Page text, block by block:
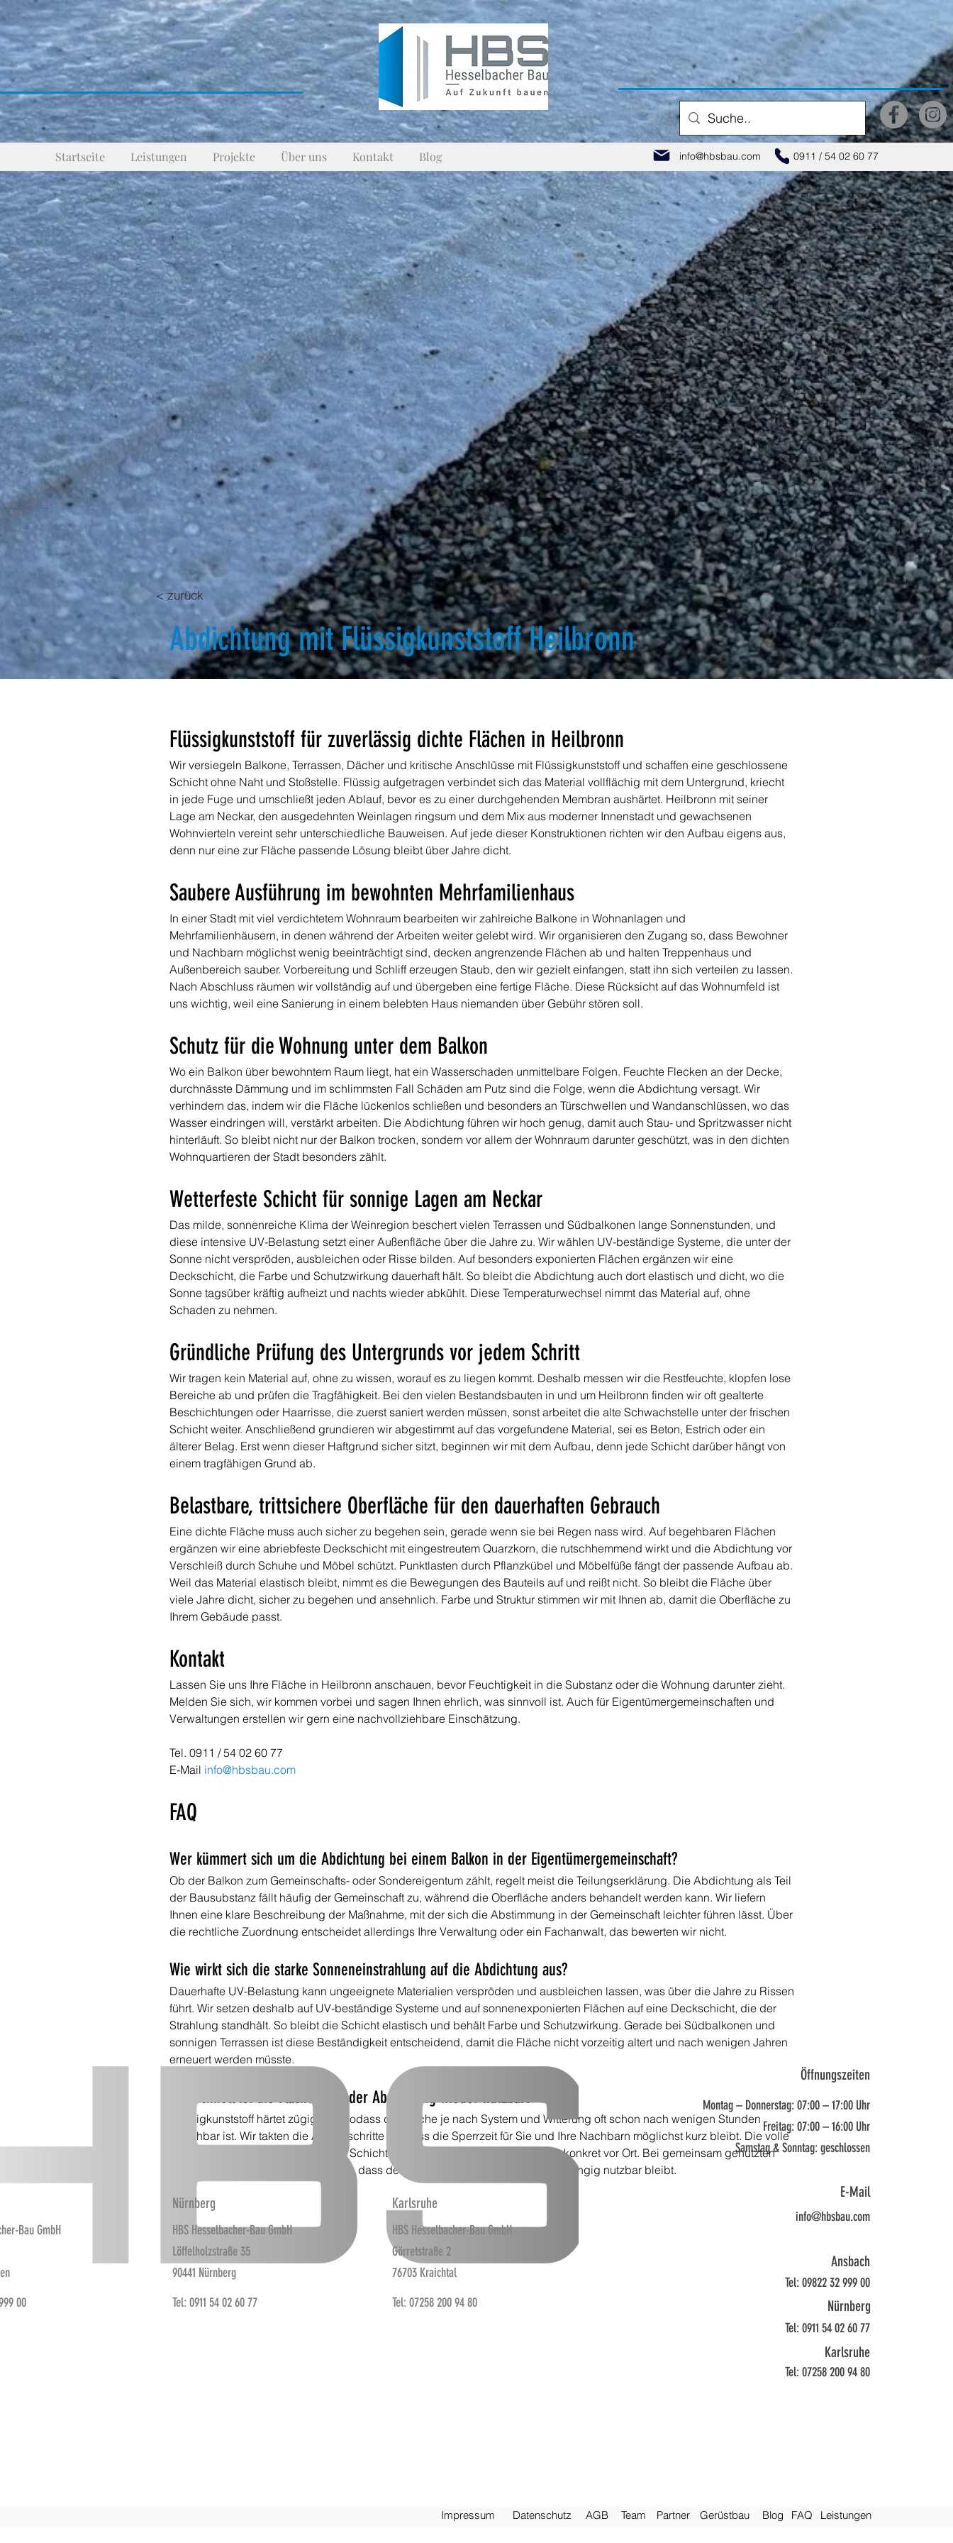
Startseite Leistungen Projekte Über uns Kontakt Blog info@hbsbau.com 0911 / 54 02 60 77
Abdichtung mit Flüssigkunststoff Heilbronn
< zurück
Flüssigkunststoff für zuverlässig dichte Flächen in Heilbronn
Wir versiegeln Balkone, Terrassen, Dächer und kritische Anschlüsse mit Flüssigkunststoff und schaffen eine geschlossene
Schicht ohne Naht und Stoßstelle. Flüssig aufgetragen verbindet sich das Material vollflächig mit dem Untergrund, kriecht
in jede Fuge und umschließt jeden Ablauf, bevor es zu einer durchgehenden Membran aushärtet. Heilbronn mit seiner
Lage am Neckar, den ausgedehnten Weinlagen ringsum und dem Mix aus moderner Innenstadt und gewachsenen
Wohnvierteln vereint sehr unterschiedliche Bauweisen. Auf jede dieser Konstruktionen richten wir den Aufbau eigens aus,
denn nur eine zur Fläche passende Lösung bleibt über Jahre dicht.
Saubere Ausführung im bewohnten Mehrfamilienhaus
In einer Stadt mit viel verdichtetem Wohnraum bearbeiten wir zahlreiche Balkone in Wohnanlagen und
Mehrfamilienhäusern, in denen während der Arbeiten weiter gelebt wird. Wir organisieren den Zugang so, dass Bewohner
und Nachbarn möglichst wenig beeinträchtigt sind, decken angrenzende Flächen ab und halten Treppenhaus und
Außenbereich sauber. Vorbereitung und Schliff erzeugen Staub, den wir gezielt einfangen, statt ihn sich verteilen zu lassen.
Nach Abschluss räumen wir vollständig auf und übergeben eine fertige Fläche. Diese Rücksicht auf das Wohnumfeld ist
uns wichtig, weil eine Sanierung in einem belebten Haus niemanden über Gebühr stören soll.
Schutz für die Wohnung unter dem Balkon
Wo ein Balkon über bewohntem Raum liegt, hat ein Wasserschaden unmittelbare Folgen. Feuchte Flecken an der Decke,
durchnässte Dämmung und im schlimmsten Fall Schäden am Putz sind die Folge, wenn die Abdichtung versagt. Wir
verhindern das, indem wir die Fläche lückenlos schließen und besonders an Türschwellen und Wandanschlüssen, wo das
Wasser eindringen will, verstärkt arbeiten. Die Abdichtung führen wir hoch genug, damit auch Stau- und Spritzwasser nicht
hinterläuft. So bleibt nicht nur der Balkon trocken, sondern vor allem der Wohnraum darunter geschützt, was in den dichten
Wohnquartieren der Stadt besonders zählt.
Wetterfeste Schicht für sonnige Lagen am Neckar
Das milde, sonnenreiche Klima der Weinregion beschert vielen Terrassen und Südbalkonen lange Sonnenstunden, und
diese intensive UV-Belastung setzt einer Außenfläche über die Jahre zu. Wir wählen UV-beständige Systeme, die unter der
Sonne nicht verspröden, ausbleichen oder Risse bilden. Auf besonders exponierten Flächen ergänzen wir eine
Deckschicht, die Farbe und Schutzwirkung dauerhaft hält. So bleibt die Abdichtung auch dort elastisch und dicht, wo die
Sonne tagsüber kräftig aufheizt und nachts wieder abkühlt. Diese Temperaturwechsel nimmt das Material auf, ohne
Schaden zu nehmen.
Gründliche Prüfung des Untergrunds vor jedem Schritt
Wir tragen kein Material auf, ohne zu wissen, worauf es zu liegen kommt. Deshalb messen wir die Restfeuchte, klopfen lose
Bereiche ab und prüfen die Tragfähigkeit. Bei den vielen Bestandsbauten in und um Heilbronn finden wir oft gealterte
Beschichtungen oder Haarrisse, die zuerst saniert werden müssen, sonst arbeitet die alte Schwachstelle unter der frischen
Schicht weiter. Anschließend grundieren wir abgestimmt auf das vorgefundene Material, sei es Beton, Estrich oder ein
älterer Belag. Erst wenn dieser Haftgrund sicher sitzt, beginnen wir mit dem Aufbau, denn jede Schicht darüber hängt von
einem tragfähigen Grund ab.
Belastbare, trittsichere Oberfläche für den dauerhaften Gebrauch
Eine dichte Fläche muss auch sicher zu begehen sein, gerade wenn sie bei Regen nass wird. Auf begehbaren Flächen
ergänzen wir eine abriebfeste Deckschicht mit eingestreutem Quarzkorn, die rutschhemmend wirkt und die Abdichtung vor
Verschleiß durch Schuhe und Möbel schützt. Punktlasten durch Pflanzkübel und Möbelfüße fängt der passende Aufbau ab.
Weil das Material elastisch bleibt, nimmt es die Bewegungen des Bauteils auf und reißt nicht. So bleibt die Fläche über
viele Jahre dicht, sicher zu begehen und ansehnlich. Farbe und Struktur stimmen wir mit Ihnen ab, damit die Oberfläche zu
Ihrem Gebäude passt.
Kontakt
Lassen Sie uns Ihre Fläche in Heilbronn anschauen, bevor Feuchtigkeit in die Substanz oder die Wohnung darunter zieht.
Melden Sie sich, wir kommen vorbei und sagen Ihnen ehrlich, was sinnvoll ist. Auch für Eigentümergemeinschaften und
Verwaltungen erstellen wir gern eine nachvollziehbare Einschätzung.
Tel. 0911 / 54 02 60 77
E-Mail info@hbsbau.com
FAQ
Wer kümmert sich um die Abdichtung bei einem Balkon in der Eigentümergemeinschaft?
Ob der Balkon zum Gemeinschafts- oder Sondereigentum zählt, regelt meist die Teilungserklärung. Die Abdichtung als Teil
der Bausubstanz fällt häufig der Gemeinschaft zu, während die Oberfläche anders behandelt werden kann. Wir liefern
Ihnen eine klare Beschreibung der Maßnahme, mit der sich die Abstimmung in der Gemeinschaft leichter führen lässt. Über
die rechtliche Zuordnung entscheidet allerdings Ihre Verwaltung oder ein Fachanwalt, das bewerten wir nicht.
Wie wirkt sich die starke Sonneneinstrahlung auf die Abdichtung aus?
Dauerhafte UV-Belastung kann ungeeignete Materialien verspröden und ausbleichen lassen, was über die Jahre zu Rissen
führt. Wir setzen deshalb auf UV-beständige Systeme und auf sonnenexponierten Flächen auf eine Deckschicht, die der
Strahlung standhält. So bleibt die Schicht elastisch und behält Farbe und Schutzwirkung. Gerade bei Südbalkonen und
sonnigen Terrassen ist diese Beständigkeit entscheidend, damit die Fläche nicht vorzeitig altert und nach wenigen Jahren
erneuert werden müsste.
Wie schnell ist die Fläche nach der Abdichtung wieder nutzbar?
Flüssigkunststoff härtet zügig aus, sodass die Fläche je nach System und Witterung oft schon nach wenigen Stunden
begehbar ist. Wir takten die Arbeitsschritte so, dass die Sperrzeit für Sie und Ihre Nachbarn möglichst kurz bleibt. Die volle
Belastbarkeit für Möbel erreicht die Schicht etwas später, das besprechen wir konkret vor Ort. Bei gemeinsam genutzten
Zugängen planen wir den Ablauf so, dass der Weg zu den Wohnungen durchgängig nutzbar bleibt.
Bau GmbH
Nürnberg
HBS Hesselbacher-Bau GmbH
Löffelholzstraße 35
90441 Nürnberg
Karlsruhe
HBS Hesselbacher-Bau GmbH
Görretstraße 2
76703 Kraichtal
00
Tel: 0911 54 02 60 77 Tel: 07258 200 94 80
Öffnungszeiten
Montag – Donnerstag: 07:00 – 17:00 Uhr
Freitag: 07:00 – 16:00 Uhr
Samstag & Sonntag: geschlossen
E-Mail
info@hbsbau.com
Ansbach
Tel: 09822 32 999 00
Nürnberg
Tel: 0911 54 02 60 77
Karlsruhe
Tel: 07258 200 94 80
Impressum Datenschutz AGB Team Partner Gerüstbau Blog FAQ Leistungen